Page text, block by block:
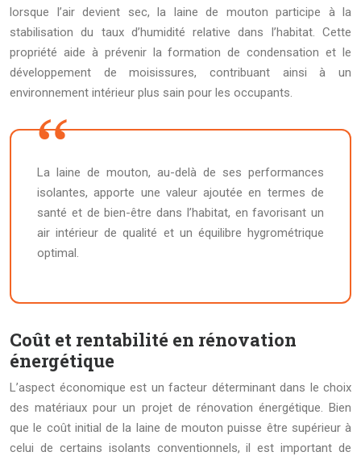
lorsque l’air devient sec, la laine de mouton participe à la
stabilisation du taux d’humidité relative dans l’habitat. Cette
propriété aide à prévenir la formation de condensation et le
développement de moisissures, contribuant ainsi à un
environnement intérieur plus sain pour les occupants.
La laine de mouton, au-delà de ses performances
isolantes, apporte une valeur ajoutée en termes de
santé et de bien-être dans l’habitat, en favorisant un
air intérieur de qualité et un équilibre hygrométrique
optimal.
Coût et rentabilité en rénovation
énergétique
L’aspect économique est un facteur déterminant dans le choix
des matériaux pour un projet de rénovation énergétique. Bien
que le coût initial de la laine de mouton puisse être supérieur à
celui de certains isolants conventionnels, il est important de